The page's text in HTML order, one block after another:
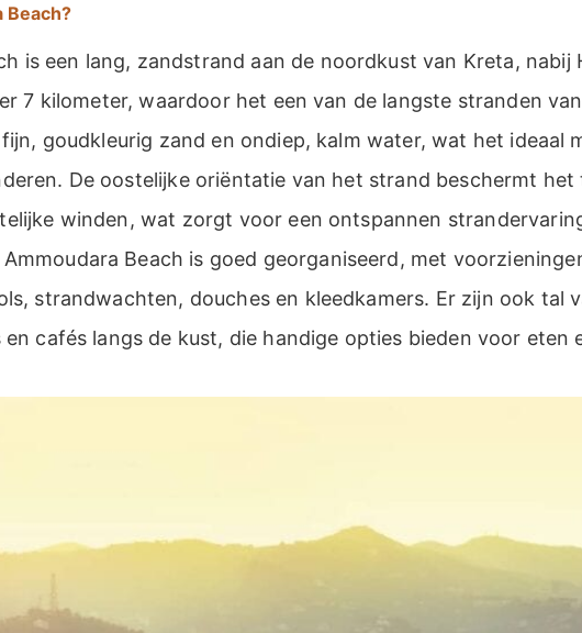
Beach?
is een lang, zandstrand aan de noordkust van Kreta, nabij
7 kilometer, waardoor het een van de langste stranden
goudkleurig zand en ondiep, kalm water, wat het ideaal
De oostelijke oriëntatie van het strand beschermt het
winden, wat zorgt voor een ontspannen
Beach is goed georganiseerd, met
strandwachten, douches en kleedkamers. Er zijn ook tal
cafés langs de kust, die handige opties bieden voor eten